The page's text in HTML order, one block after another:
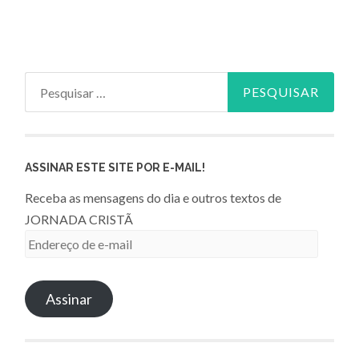
ASSINAR ESTE SITE POR E-MAIL!
Receba as mensagens do dia e outros textos de
JORNADA CRISTÃ
Endereço
e-
mailAssinar